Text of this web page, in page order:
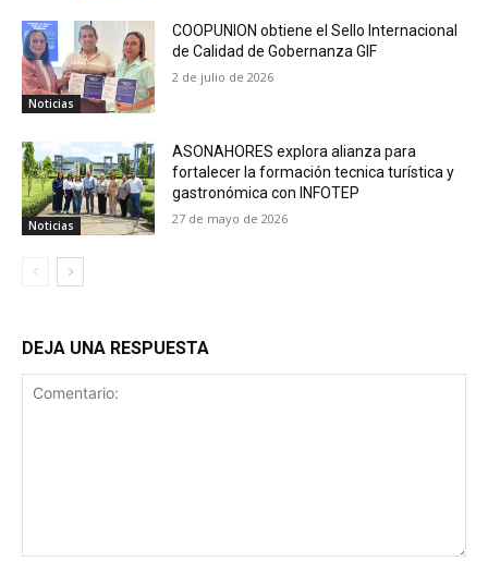
Noticias
COOPUNION obtiene el Sello Internacional
de Calidad de Gobernanza GIF
2 de julio de 2026
Noticias
ASONAHORES explora alianza para
fortalecer la formación tecnica turística y
gastronómica con INFOTEP
27 de mayo de 2026
DEJA UNA RESPUESTA